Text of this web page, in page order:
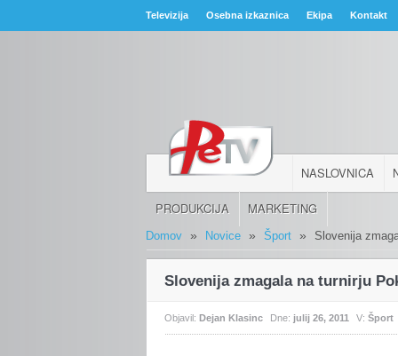
Televizija Osebna izkaznica Ekipa Kontakt
NASLOVNICA
PRODUKCIJA MARKETING
Domov » Novice » Šport » Slovenija
Slovenija zmagala na turnirju
Objavil:Dejan Klasinc Dne: julij 26, 2011 V:Šport